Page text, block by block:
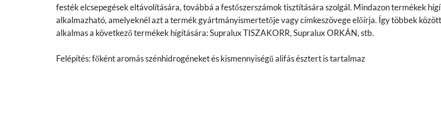
festék elcsepegések eltávolítására, továbbá a festőszerszámok tisztítására szolgál. Mindazon termékek
alkalmazható, amelyeknél azt a termék gyártmányismertetője vagy címkeszövege előírja. Így többek között
alkalmas a következő termékek hígítására: Supralux TISZAKORR, Supralux ORKÁN, stb.
Felépítés: főként aromás szénhidrogéneket és kismennyiségű alifás észtert is tartalmaz